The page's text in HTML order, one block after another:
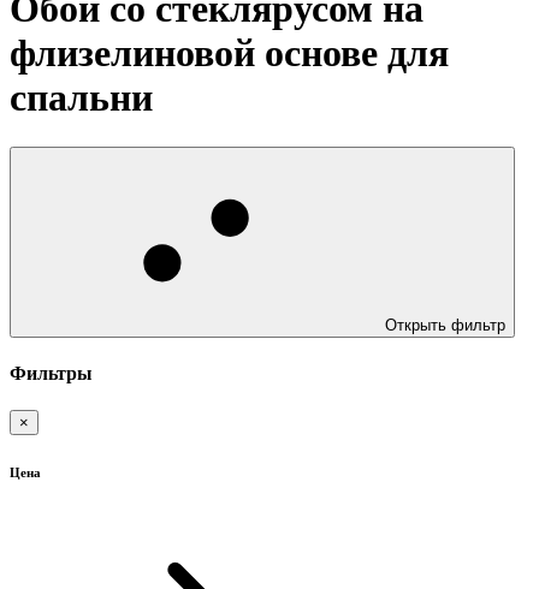
Обои со стеклярусом на
флизелиновой основе для
спальни
Открыть фильтр
Фильтры
×
Цена